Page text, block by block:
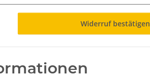
Widerruf bestätigen